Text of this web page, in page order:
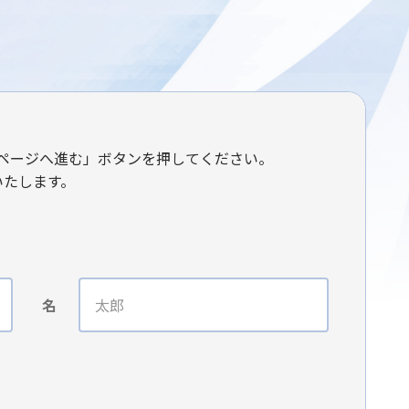
ジへ進む」ボタンを押してください。
します。
名